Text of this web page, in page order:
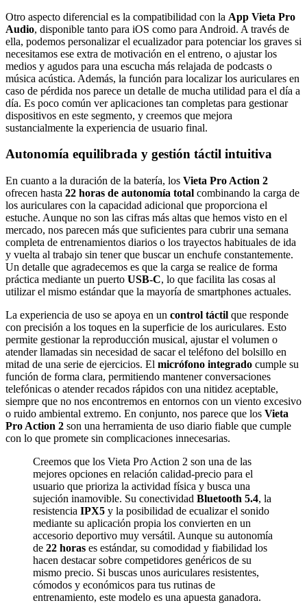
Otro aspecto diferencial es la compatibilidad con la App Vieta Pro
Audio, disponible tanto para iOS como para Android. A través de
ella, podemos personalizar el ecualizador para potenciar los graves si
necesitamos ese extra de motivación en el entreno, o ajustar los
medios y agudos para una escucha más relajada de podcasts o
música acústica. Además, la función para localizar los auriculares en
caso de pérdida nos parece un detalle de mucha utilidad para el día a
día. Es poco común ver aplicaciones tan completas para gestionar
dispositivos en este segmento, y creemos que mejora
sustancialmente la experiencia de usuario final.
Autonomía equilibrada y gestión táctil intuitiva
En cuanto a la duración de la batería, los Vieta Pro Action 2
ofrecen hasta 22 horas de autonomía total combinando la carga de
los auriculares con la capacidad adicional que proporciona el
estuche. Aunque no son las cifras más altas que hemos visto en el
mercado, nos parecen más que suficientes para cubrir una semana
completa de entrenamientos diarios o los trayectos habituales de ida
y vuelta al trabajo sin tener que buscar un enchufe constantemente.
Un detalle que agradecemos es que la carga se realice de forma
práctica mediante un puerto USB-C, lo que facilita las cosas al
utilizar el mismo estándar que la mayoría de smartphones actuales.
La experiencia de uso se apoya en un control táctil que responde
con precisión a los toques en la superficie de los auriculares. Esto
permite gestionar la reproducción musical, ajustar el volumen o
atender llamadas sin necesidad de sacar el teléfono del bolsillo en
mitad de una serie de ejercicios. El micrófono integrado cumple su
función de forma clara, permitiendo mantener conversaciones
telefónicas o atender recados rápidos con una nitidez aceptable,
siempre que no nos encontremos en entornos con un viento excesivo
o ruido ambiental extremo. En conjunto, nos parece que los Vieta
Pro Action 2 son una herramienta de uso diario fiable que cumple
con lo que promete sin complicaciones innecesarias.
Creemos que los Vieta Pro Action 2 son una de las
mejores opciones en relación calidad-precio para el
usuario que prioriza la actividad física y busca una
sujeción inamovible. Su conectividad Bluetooth 5.4, la
resistencia IPX5 y la posibilidad de ecualizar el sonido
mediante su aplicación propia los convierten en un
accesorio deportivo muy versátil. Aunque su autonomía
de 22 horas es estándar, su comodidad y fiabilidad los
hacen destacar sobre competidores genéricos de su
mismo precio. Si buscas unos auriculares resistentes,
cómodos y económicos para tus rutinas de
entrenamiento, este modelo es una apuesta ganadora.